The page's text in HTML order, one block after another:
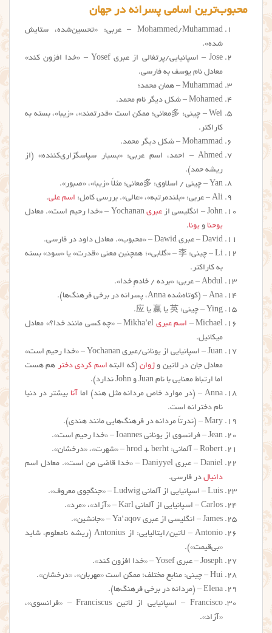
محبوب‌ترین اسامی پسرانه در جهان
Mohammed/Muhammad – عربی: «تحسین‌شده، ستایش
شده».
Jose – اسپانیایی/پرتغالی از عبری Yosef – «خدا افزون کند»
معادل نام یوسف به فارسی.
Muhammad – همان محمد؛
Mohamed – شکل دیگر نام محمد.
Wei – چینی: 多معانی؛ ممکن است «قدرتمند»، «زیبا»، بسته به
کاراکتر.
Mohammad – شکل دیگر محمد.
Ahmed – احمد، اسم عربی: «بسیار سپاسگزاری‌کننده» (از
ریشه حمد).
Yan – چینی / اسلاوی: 多معانی؛ مثلاً «زیبا»، «صبور».
Ali – عربی: «بلندمرتبه»، «عالی». بررسی کامل:
اسم علی.
John – انگلیسی از
عبری Yochanan – «خدا رحیم است». معادل
یوحنا و یونا.
David – عبری Dawid – «محبوب». معادل داود در فارسی.
Li – چینی: 李 – «گلابی»؛ همچنین معنی «قدرت» یا «سود» بسته
به کاراکتر.
Abdul – عربی: «برده / خادمِ خدا».
Ana – (کوتاه‌شده Anna، پسرانه در برخی فرهنگ‌ها).
Ying – چینی: 英 یا 嬴 یا 应.
Michael –
اسم عبری
Mikha’el – «چه کسی مانند خدا؟» معادل
میکائیل.
Juan – اسپانیایی از یونانی/عبری Yochanan – «خدا رحیم است»
معادل جان در لاتین وژوان (که البته اسم کردی دختر هم هست
اما ارتباط معنایی با نام Juan و John ندارد).
Anna – (در موارد خاص مردانه مثل هند) اما
آنا بیشتر در دنیا
نام دخترانه است.
Mary – (ندرتاً مردانه در فرهنگ‌هایی مانند هندی).
Jean – فرانسوی از یونانی Ioannes – «خدا رحیم است».
Robert – آلمانی: hrod + berht – «شهرت»، «درخشان».
Daniel – عبری Daniyyel – «خدا قاضی من است». معادل اسم
دانیال در فارسی.
Luis – اسپانیایی از آلمانی Ludwig – «جنگجوی معروف».
Carlos – اسپانیایی از آلمانی Karl – «آزاد»، «مرد».
James – انگلیسی از عبری Ya‘aqov – «جانشین».
Antonio – لاتین/ایتالیایی: از Antonius (ریشه نامعلوم، شاید
«بی‌قیمت»).
Joseph – عبری Yosef – «خدا افزون کند».
Hui – چینی: منابع مختلف؛ ممکن است «مهربان»، «درخشان».
Elena – (مردانه در برخی فرهنگ‌ها).
Francisco – اسپانیایی از لاتین Franciscus – «فرانسوی»،
«آزاد».